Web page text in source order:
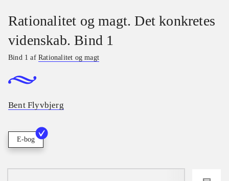
Rationalitet og magt. Det konkretes
videnskab. Bind 1
Bind 1 afRationalitet og magt
Bent Flyvbjerg
E-bog